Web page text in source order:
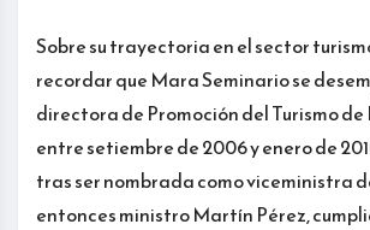
Sobre su trayectoria en el sector
recordar que Mara Seminario se
directora de Promoción del Turismo de
entre setiembre de 2006 y enero de
tras ser nombrada como viceministra
entonces ministro Martín Pérez,